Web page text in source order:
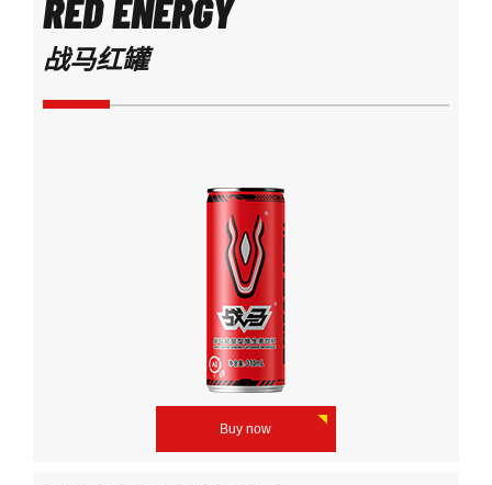
RED ENERGY
战马红罐
Buy now